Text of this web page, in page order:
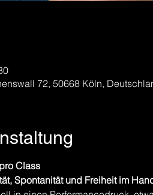
72, 50668 Köln,
Class
Spontanität und Freiheit im